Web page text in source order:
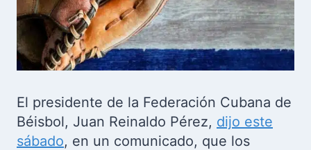
El presidente de la Federación Cubana de
Béisbol, Juan Reinaldo Pérez, dijo este
sábado, en un comunicado, que los